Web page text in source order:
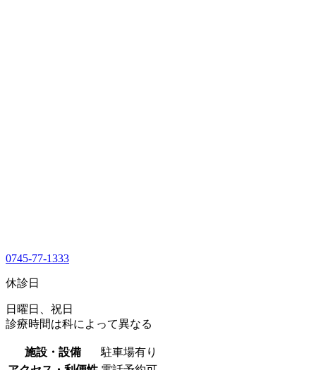
0745-77-1333
休診日
日曜日、祝日
診療時間は科によって異なる
施設・設備
駐車場有り